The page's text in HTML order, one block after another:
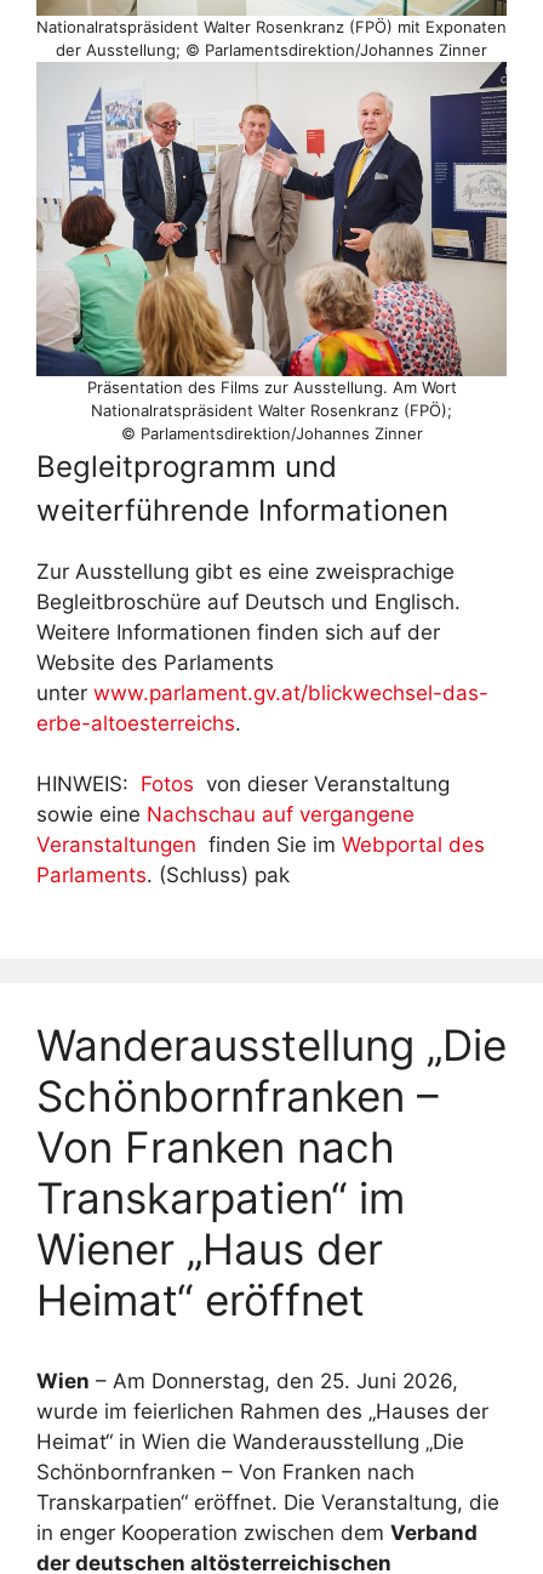
Nationalratspräsident Walter Rosenkranz (FPÖ) mit Exponaten
der Ausstellung; © Parlamentsdirektion/​Johannes Zinner
Präsentation des Films zur Ausstellung. Am Wort
Nationalratspräsident Walter Rosenkranz (FPÖ);
© Parlamentsdirektion/​Johannes Zinner
Begleitprogramm und
weiterführende Informationen
Zur Ausstellung gibt es eine zweisprachige
Begleitbroschüre auf Deutsch und Englisch.
Weitere Informationen finden sich auf der
Website des Parlaments
unter www.parlament.gv.at/blickwechsel-das-
erbe-altoesterreichs.
HINWEIS: Fotos von dieser Veranstaltung
sowie eine Nachschau auf vergangene
Veranstaltungen finden Sie im Webportal des
Parlaments. (Schluss) pak
Wanderausstellung „Die
Schönbornfranken –
Von Franken nach
Transkarpatien“ im
Wiener „Haus der
Heimat“ eröffnet
Wien – Am Donnerstag, den 25. Juni 2026,
wurde im feierlichen Rahmen des „Hauses der
Heimat“ in Wien die Wanderausstellung „Die
Schönbornfranken – Von Franken nach
Transkarpatien“ eröffnet. Die Veranstaltung, die
in enger Kooperation zwischen dem Verband
der deutschen altösterreichischen